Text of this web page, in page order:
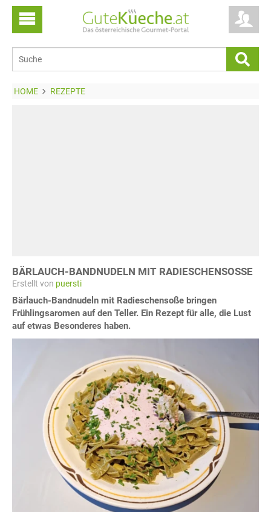
HOME REZEPTE
BÄRLAUCH-BANDNUDELN MIT RADIESCHENSOSSE
Erstellt von puersti
Bärlauch-Bandnudeln mit Radieschensoße bringen
Frühlingsaromen auf den Teller. Ein Rezept für alle, die Lust
auf etwas Besonderes haben.